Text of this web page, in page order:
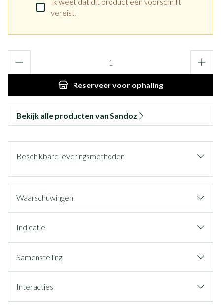
vereist.
Reserveervoor ophaling
Bekijk alle producten van Sandoz
Beschikbare leveringsmethoden
Waarschuwingen
Indicatie
Samenstelling
Interacties